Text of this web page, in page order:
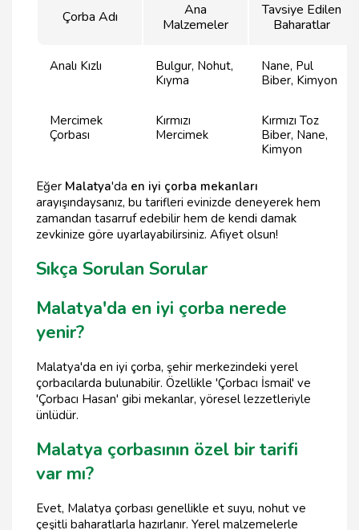
Çorba Adı
Ana
Malzemeler
Tavsiye Edilen
Baharatlar
Analı Kızlı
Bulgur, Nohut,
Kıyma
Nane, Pul
Biber, Kimyon
Mercimek
Çorbası
Kırmızı
Mercimek
Kırmızı Toz
Biber, Nane,
Kimyon
Eğer Malatya'da en iyi çorba mekanları
arayışındaysanız, bu tarifleri evinizde deneyerek hem
zamandan tasarruf edebilir hem de kendi damak
zevkinize göre uyarlayabilirsiniz. Afiyet olsun!
Sıkça Sorulan Sorular
Malatya'da en iyi çorba nerede
yenir?
Malatya'da en iyi çorba, şehir merkezindeki yerel
çorbacılarda bulunabilir. Özellikle 'Çorbacı İsmail' ve
'Çorbacı Hasan' gibi mekanlar, yöresel lezzetleriyle
ünlüdür.
Malatya çorbasının özel bir tarifi
var mı?
Evet, Malatya çorbası genellikle et suyu, nohut ve
çeşitli baharatlarla hazırlanır. Yerel malzemelerle